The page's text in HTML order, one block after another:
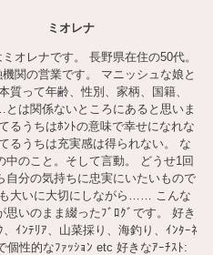
ミオレナ
ミオレナです。 長野県在住の50代。
関の営業です。 マニッシュな娘と
質って年齢、性別、家柄、国籍、
は関係ないところにあると思いま
るうちはﾎﾝﾄの意味で幸せになれな
るうちは充実感は得られない。 な
中のこと。そして言動。 どうせ1回
自分の気持ちに忠実にいたいもので
大いに大切にしながら…… こんな
思いのまま綴ったﾌﾞﾛｸﾞです。 好き
ｲﾝﾃﾘｱ、山菜採り、海釣り、ｲﾝﾀｰﾈ
個性的なﾌｧｯｼｮﾝ etc 好きなｱｰﾁｽﾄ: